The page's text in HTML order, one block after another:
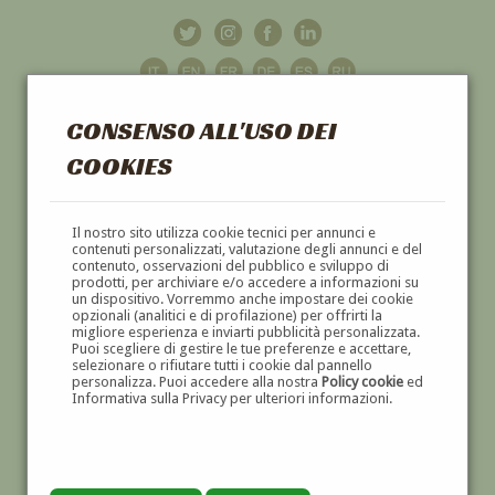
CONSENSO ALL'USO DEI
COOKIES
Il nostro sito utilizza cookie tecnici per annunci e
contenuti personalizzati, valutazione degli annunci e del
contenuto, osservazioni del pubblico e sviluppo di
prodotti, per archiviare e/o accedere a informazioni su
un dispositivo. Vorremmo anche impostare dei cookie
opzionali (analitici e di profilazione) per offrirti la
migliore esperienza e inviarti pubblicità personalizzata.
Puoi scegliere di gestire le tue preferenze e accettare,
selezionare o rifiutare tutti i cookie dal pannello
personalizza. Puoi accedere alla nostra Policy cookieed
Informativa sulla Privacy per ulteriori informazioni.
GALLERIAD'ARTE
DIPINTI E SCULTURE '800 E '900